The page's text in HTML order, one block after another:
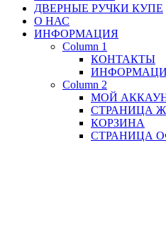
ДВЕРНЫЕ РУЧКИ КУПЕ
О НАС
ИНФОРМАЦИЯ
Column 1
КОНТАКТЫ
Column 2
МОЙ
СТРАНИЦА
КОРЗИНА
СТРАНИЦА